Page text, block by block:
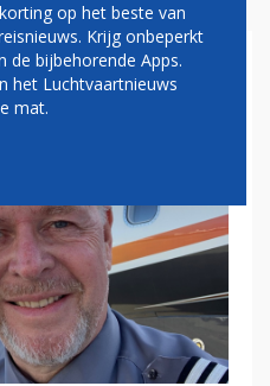
op het beste van
Krijg onbeperkt
de bijbehorende Apps.
het Luchtvaartnieuws
mat.